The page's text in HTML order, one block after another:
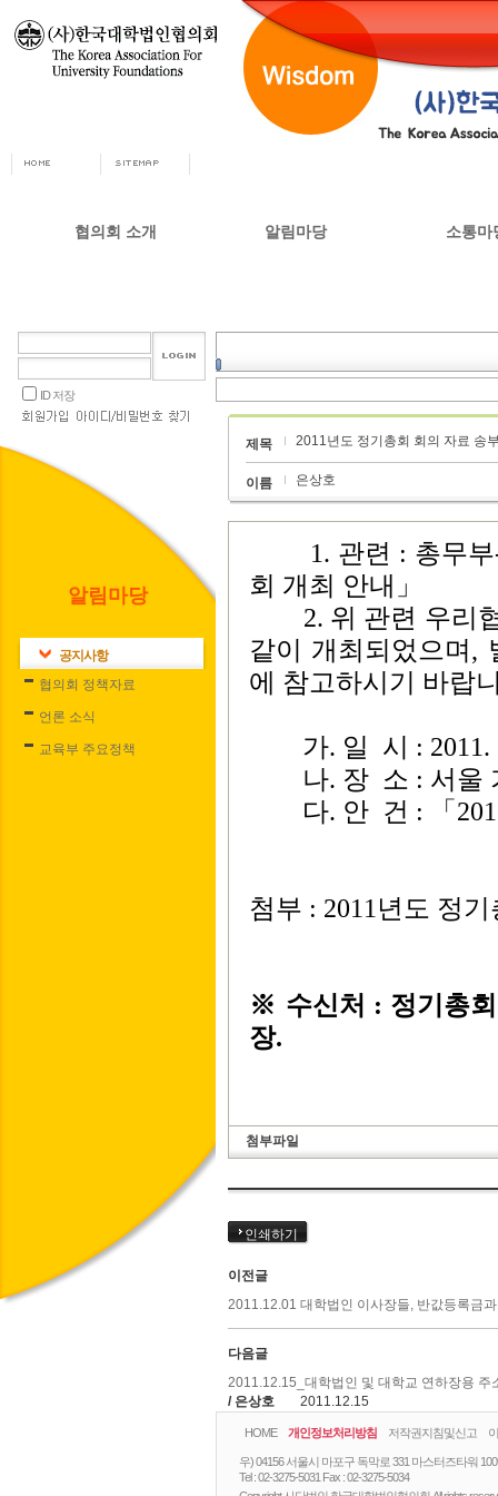
협의회 소개
설립목적 및 주요사업
협의회 정관
알림마당
교육부 주요정책
소통마
ID 저장
알림마당
공지사항
협의회 정책자료
언론 소식
교육부 주요정책
제목 2011년도 정기총회 회의 자료 송
이름 은상호
1. 관련 : 총무부-
회 개최 안내」
2. 위 관련 우리협
같이 개최되었으며,
에 참고하시기 바랍
가. 일 시 : 2011.
나. 장 소 : 서울
다. 안 건 : 「2011
첨부 : 2011년도 정
※ 수신처 : 정기총
장.
첨부파일
인쇄하기
이전글
2011.12.01 대학법인 이사장들, 반값등록금
다음글
2011.12.15_대학법인 및 대학교 연하장용 주
/ 은상호
2011.12.15
HOME 개인정보처리방침 저작권지침및신고
우) 04156 서울시 마포구 독막로 331 마스터즈타워
Tel :02-3275-5031 Fax :02-3275-5034